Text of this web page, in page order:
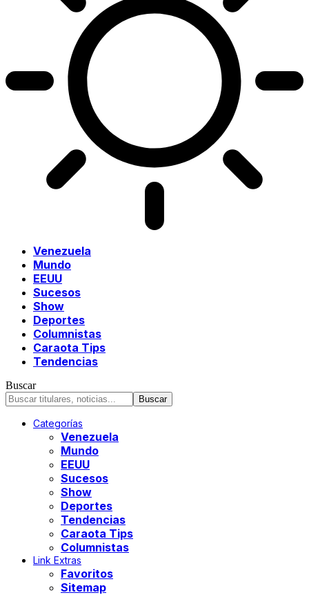
Venezuela
Mundo
EEUU
Sucesos
Show
Deportes
Columnistas
Caraota Tips
Tendencias
Buscar
Categorías
Venezuela
Mundo
EEUU
Sucesos
Show
Deportes
Tendencias
Caraota Tips
Columnistas
Link Extras
Favoritos
Sitemap